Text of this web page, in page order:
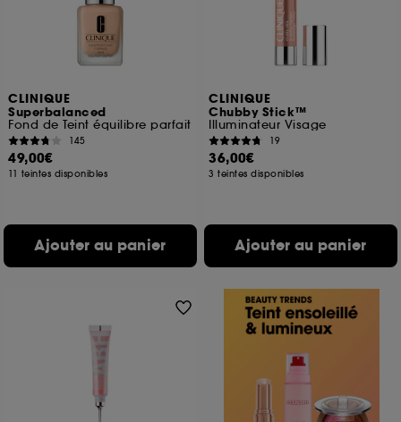
CLINIQUE
Superbalanced
Fond de Teint équilibre parfait
145
49,00€
11 teintes disponibles
Ajouter au panier
CLINIQUE
Chubby Stick™
Illuminateur Visage
19
36,00€
3 teintes disponibles
Ajouter au panier